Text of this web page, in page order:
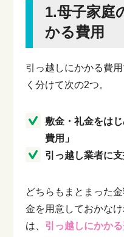
1.母子家庭
かる費用
引っ越しにかかる費
く分けて次の2つ。
敷金・礼金をは
費用」
引っ越し業者に支
どちらもまとまった
金を用意しておかなけ
は、 引っ越しにかか